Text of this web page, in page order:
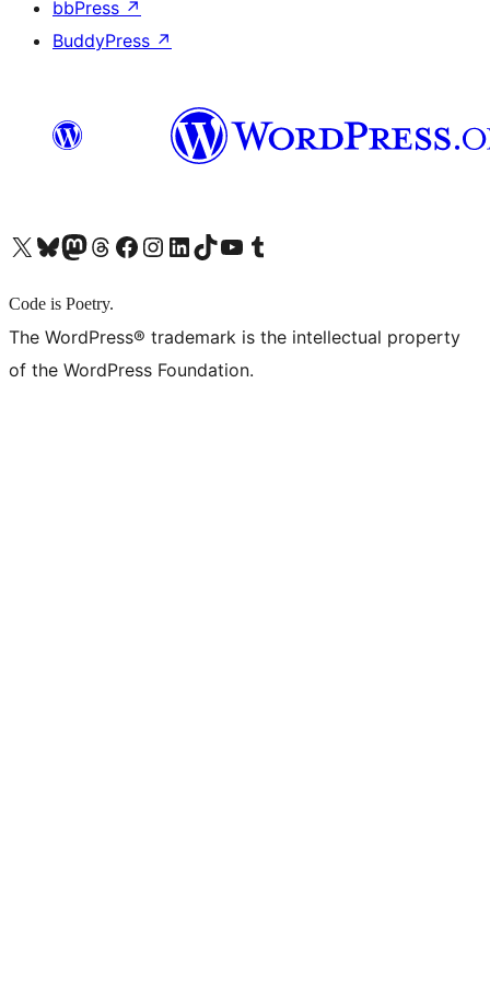
bbPress ↗
BuddyPress ↗
X (旧 Twitter) アカウントへBluesky アカウントへMastodon アカウントへThreads アカウントへ Facebook ページへInstagram アカウントへ LinkedIn アカウントへTikTok アカウントへYouTube チャンネルへ Tumblr アカウントへ
Code is Poetry.
The WordPress® trademark is the intellectual property
of the WordPress Foundation.